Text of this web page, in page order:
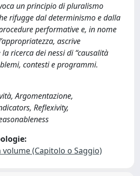
un principio di pluralismo
rifugge dal determinismo e dalla
performative e, in nome
ascrive
ricerca dei nessi di “causalità
contesti e programmi.
Argomentazione,
Reflexivity,
(Capitolo o Saggio)